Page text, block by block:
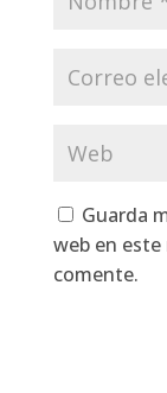
Guarda
web en
comente.